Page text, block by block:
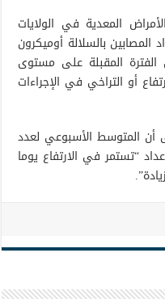
المعدية في الولايات
المصابين بالسلالة أوميكرون
المقبلة على مستوى
أو التراخي في الإجراءات
أن المتوسط الأسبوعي لعدد
أن الأعداد “تستمر في الارتفاع يوما